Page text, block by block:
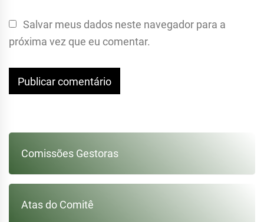
Salvar meus dados neste navegador para a
próxima vez que eu comentar.
Comissões Gestoras
Atas do Comitê